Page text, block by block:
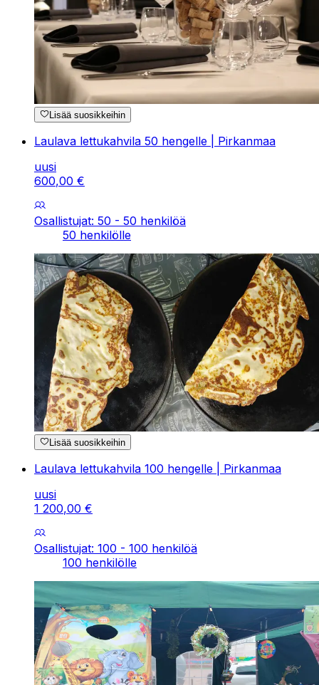
Lisää suosikkeihin
Laulava lettukahvila 50 hengelle | Pirkanmaa
uusi
600,00 €
Osallistujat: 50 - 50 henkilöä
50 henkilölle
Lisää suosikkeihin
Laulava lettukahvila 100 hengelle | Pirkanmaa
uusi
1 200,00 €
Osallistujat: 100 - 100 henkilöä
100 henkilölle